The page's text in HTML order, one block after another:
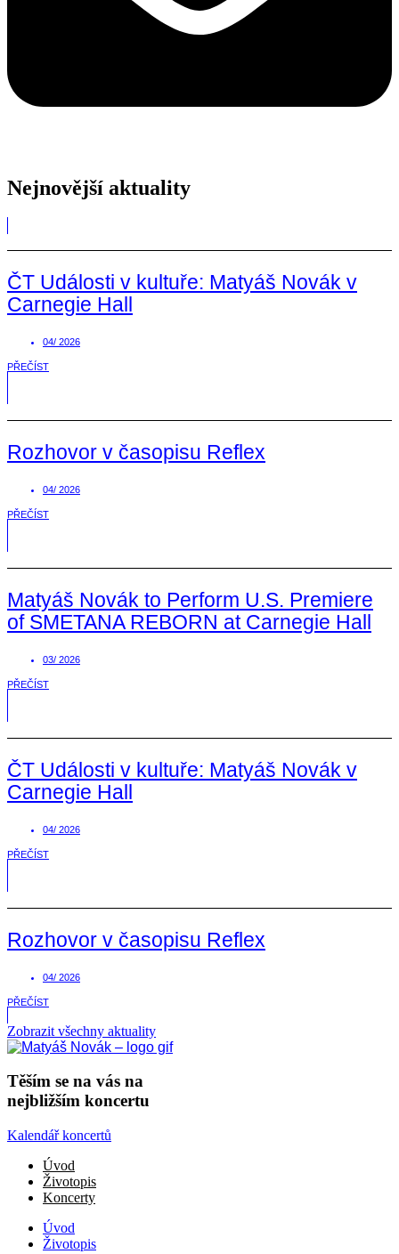
Nejnovější aktuality
ČT Události v kultuře: Matyáš Novák v
Carnegie Hall
04/ 2026
PŘEČÍST
Rozhovor v časopisu Reflex
04/ 2026
PŘEČÍST
Matyáš Novák to Perform U.S. Premiere
of SMETANA REBORN at Carnegie Hall
03/ 2026
PŘEČÍST
ČT Události v kultuře: Matyáš Novák v
Carnegie Hall
04/ 2026
PŘEČÍST
Rozhovor v časopisu Reflex
04/ 2026
PŘEČÍST
Zobrazit všechny aktuality
Těším se na vás na
nejbližším koncertu
Kalendář koncertů
Úvod
Životopis
Koncerty
Úvod
Životopis